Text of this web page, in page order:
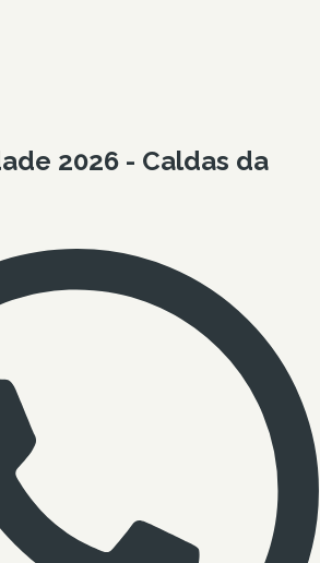
2026 - Caldas da